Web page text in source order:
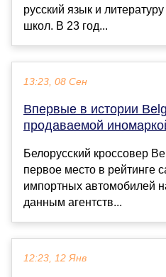
русский язык и
школ. В 23 год...
13:23, 08 Сен
Впервые в истории
продаваемой
Белорусский кроссовер
первое место в рейтинге
импортных автомобилей
данным агентств...
12:23, 12 Янв